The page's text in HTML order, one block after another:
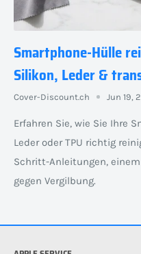
Smartphone-Hülle
Silikon, Leder &
Cover-Discount.ch Jun 19,
Erfahren Sie, wie Sie Ihre
Leder oder TPU richtig
Schritt-Anleitungen,
gegen Vergilbung.